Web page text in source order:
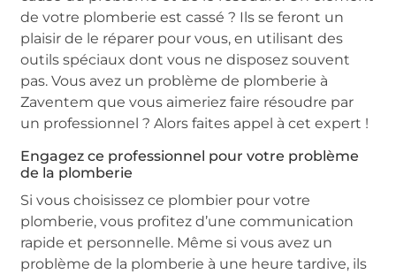
de votre plomberie est cassé ? Ils se feront un
plaisir de le réparer pour vous, en utilisant des
outils spéciaux dont vous ne disposez souvent
pas. Vous avez un problème de plomberie à
Zaventem que vous aimeriez faire résoudre par
un professionnel ? Alors faites appel à cet expert !
Engagez ce professionnel pour votre problème
de la plomberie
Si vous choisissez ce plombier pour votre
plomberie, vous profitez d’une communication
rapide et personnelle. Même si vous avez un
problème de la plomberie à une heure tardive, ils